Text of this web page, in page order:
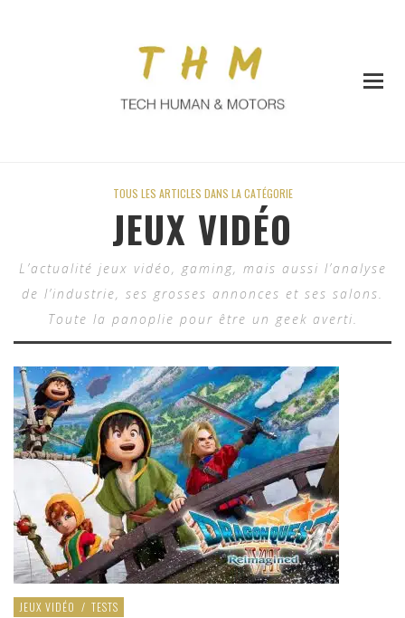
TOUS LES ARTICLES DANS LA CATÉGORIE
JEUX VIDÉO
L’actualité jeux vidéo, gaming, mais aussi l’analyse
de l’industrie, ses grosses annonces et ses salons.
Toute la panoplie pour être un geek averti.
JEUX VIDÉO / TESTS